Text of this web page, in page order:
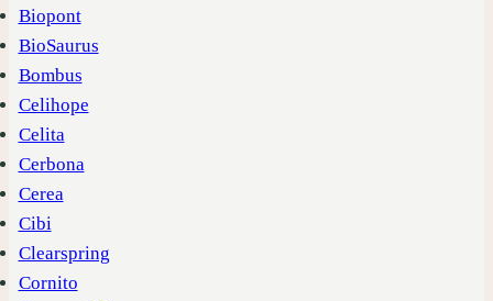
Biopont
BioSaurus
Bombus
Celihope
Celita
Cerbona
Cerea
Cibi
Clearspring
Cornito